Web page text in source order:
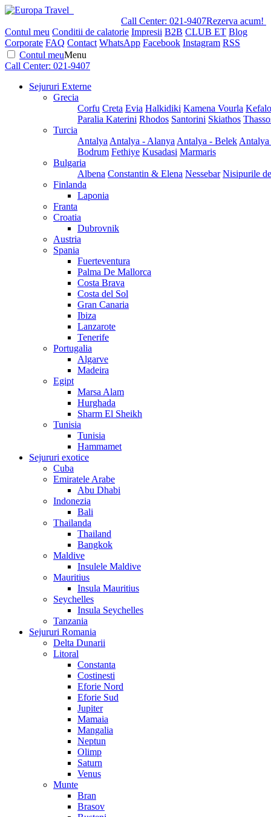
Call Center: 021-9407Rezerva acum!
Contul meu Conditii de calatorie Impresii B2B CLUB ET Blog
Corporate FAQ Contact WhatsApp Facebook Instagram RSS
Contul meuMenu
Call Center: 021-9407
Sejururi Externe
Grecia
Corfu Creta Evia Halkidiki Kamena Vourla
Paralia Katerini Rhodos Santorini Skiathos
Turcia
Antalya Antalya - Alanya Antalya - Belek
Bodrum Fethiye Kusadasi Marmaris
Bulgaria
Albena Constantin & Elena Nessebar Nisipurile
Finlanda
Laponia
Franta
Croatia
Dubrovnik
Austria
Spania
Fuerteventura
Palma De Mallorca
Costa Brava
Costa del Sol
Gran Canaria
Ibiza
Lanzarote
Tenerife
Portugalia
Algarve
Madeira
Egipt
Marsa Alam
Hurghada
Sharm El Sheikh
Tunisia
Tunisia
Hammamet
Sejururi exotice
Cuba
Emiratele Arabe
Abu Dhabi
Indonezia
Bali
Thailanda
Thailand
Bangkok
Maldive
Insulele Maldive
Mauritius
Insula Mauritius
Seychelles
Insula Seychelles
Tanzania
Sejururi Romania
Delta Dunarii
Litoral
Constanta
Costinesti
Eforie Nord
Eforie Sud
Jupiter
Mamaia
Mangalia
Neptun
Olimp
Saturn
Venus
Munte
Bran
Brasov